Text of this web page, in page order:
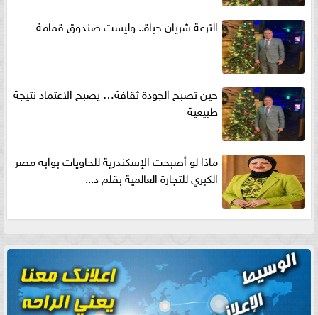
الترعة شريان حياة.. وليست صندوق قمامة
حين تصبح الجودة ثقافة… يصبح الاعتماد نتيجة
طبيعية
ماذا لو أصبحت الإسكندرية للحاويات بوابه مصر
الكبري للتجارة العالمية بقلم د...